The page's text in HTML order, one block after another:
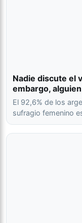
Nadie discute el
embargo,
El 92,6% de los
sufragio femenino